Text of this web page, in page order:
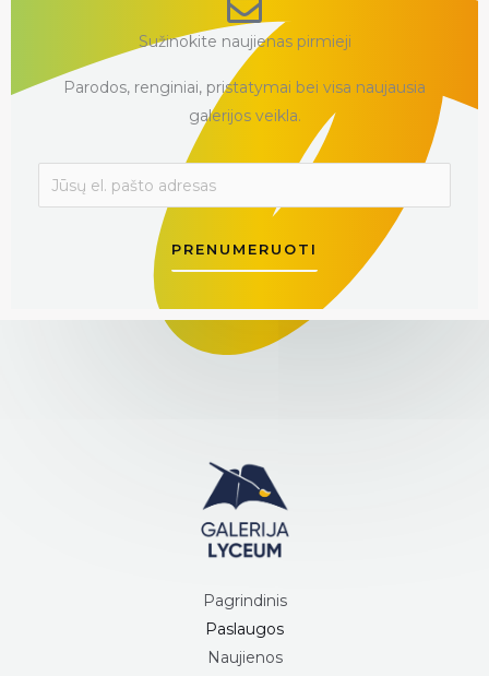
Sužinokite naujienas pirmieji
Parodos, renginiai, pristatymai bei visa naujausia
galerijos veikla.
PRENUMERUOTI
Pagrindinis
Paslaugos
Naujienos